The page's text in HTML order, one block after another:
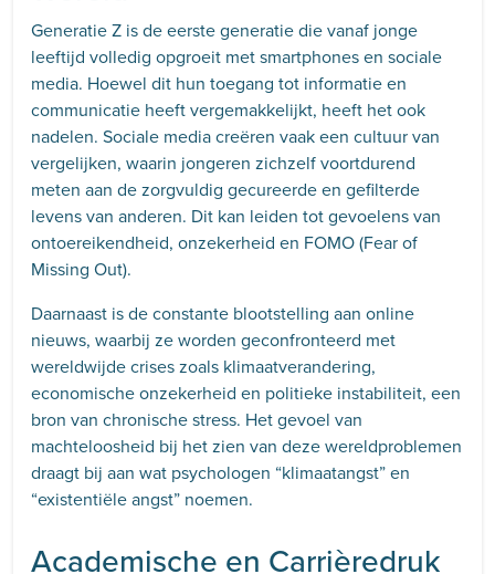
Generatie Z is de eerste generatie die vanaf jonge
leeftijd volledig opgroeit met smartphones en sociale
media. Hoewel dit hun toegang tot informatie en
communicatie heeft vergemakkelijkt, heeft het ook
nadelen. Sociale media creëren vaak een cultuur van
vergelijken, waarin jongeren zichzelf voortdurend
meten aan de zorgvuldig gecureerde en gefilterde
levens van anderen. Dit kan leiden tot gevoelens van
ontoereikendheid, onzekerheid en FOMO (Fear of
Missing Out).
Daarnaast is de constante blootstelling aan online
nieuws, waarbij ze worden geconfronteerd met
wereldwijde crises zoals klimaatverandering,
economische onzekerheid en politieke instabiliteit, een
bron van chronische stress. Het gevoel van
machteloosheid bij het zien van deze wereldproblemen
draagt bij aan wat psychologen “klimaatangst” en
“existentiële angst” noemen.
Academische en Carrièredruk